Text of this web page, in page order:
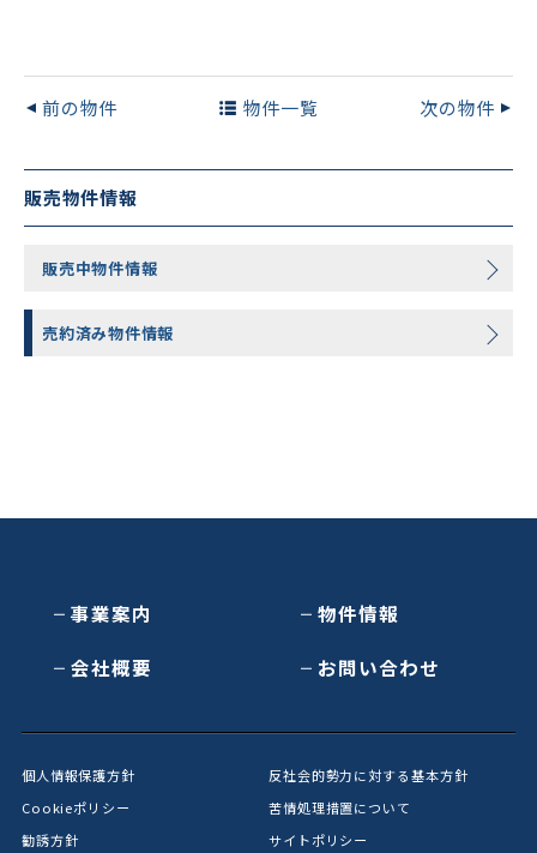
前の物件 物件一覧 次の物件
販売物件情報
販売中物件情報
売約済み物件情報
事業案内 物件情報
会社概要 お問い合わせ
個人情報保護方針
反社会的勢力に対する基本方針
Cookieポリシー
苦情処理措置について
勧誘方針
サイトポリシー